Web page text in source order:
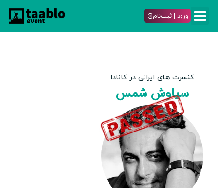
ورود | ثبت‌نام
کنسرت های ایرانی در کانادا
سیاوش شمس